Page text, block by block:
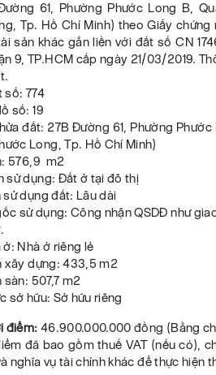
61, Phường Phước Long B,
Tp. Hồ Chí Minh) theo Giấy
sản khác gắn liền với đất số CN
9, TP.HCM cấp ngày 21/03/2019.
số: 774
số: 19
đất: 27B Đường 61, Phường
Long, Tp. Hồ Chí Minh)
576,9 m2
sử dụng: Đất ở tại đô thị
sử dụng đất: Lâu dài
sử dụng: Công nhận QSDĐ như
ở: Nhà ở riêng lẻ
xây dựng: 433,5 m2
sàn: 507,7 m2
sở hữu: Sở hữu riêng
điểm: 46.900.000.000 đồng (Bằng
đã bao gồm thuế VAT (nếu có),
nghĩa vụ tài chính khác để thực hiện